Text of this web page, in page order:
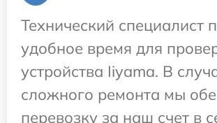
Технический специалист
удобное время для
устройства Iiyama. В
сложного ремонта мы
перевозку за наш счет в